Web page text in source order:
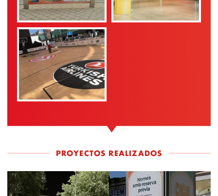
PROYECTOS REALIZADOS